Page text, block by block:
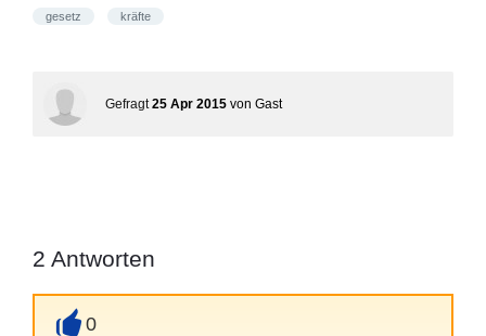
gesetz kräfte
Gefragt 25 Apr 2015 von Gast
2 Antworten
0